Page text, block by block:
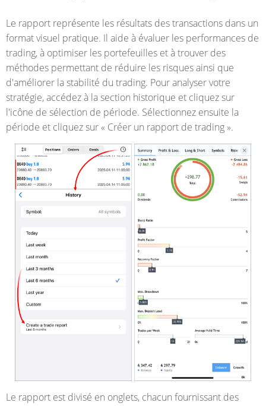
Le rapport représente les résultats des transactions dans un
format visuel pratique. Il aide à évaluer les performances de
trading, à optimiser les portefeuilles et à trouver des
méthodes permettant de réduire les risques ainsi que
d'améliorer la stabilité du trading. Pour analyser votre
stratégie, accédez à la section historique et cliquez sur
l'icône de sélection de période. Sélectionnez ensuite la
période et cliquez sur « Créer un rapport de trading ».
Le rapport est divisé en onglets, chacun fournissant des